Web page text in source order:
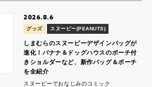
2026.8.6
グッズ スヌーピー(PEANUTS)
しまむらのスヌーピーデザインバッグが
進化！バナナ＆ドッグハウスのポーチ付
きショルダーなど、新作バッグ＆ポーチ
を全紹介
スヌーピーでおなじみのコミック